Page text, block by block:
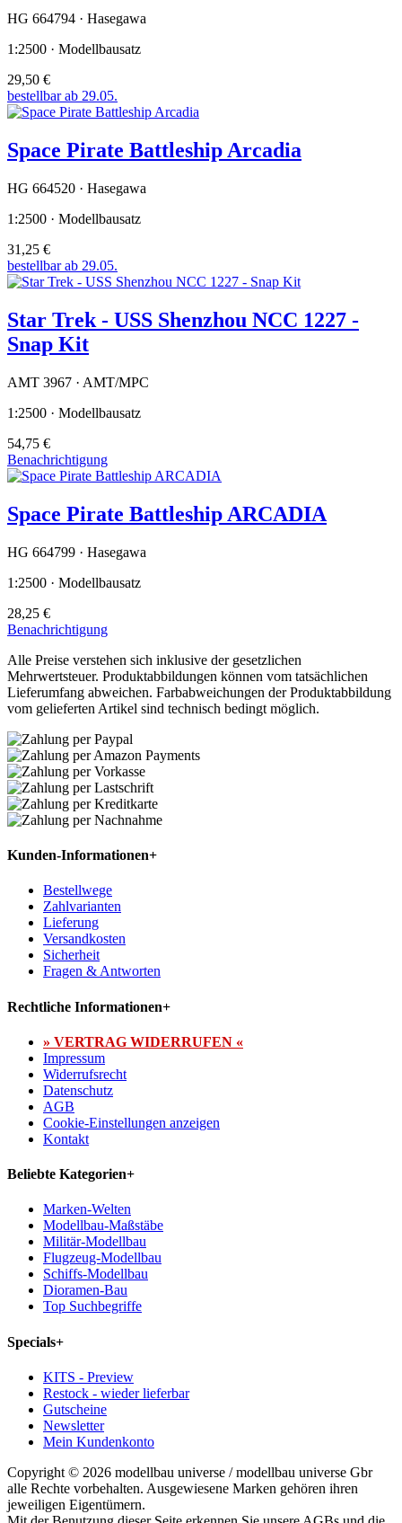
HG 664794 · Hasegawa
1:2500 · Modellbausatz
29,50 €
bestellbar ab 29.05.
Space Pirate Battleship Arcadia
HG 664520 · Hasegawa
1:2500 · Modellbausatz
31,25 €
bestellbar ab 29.05.
Star Trek - USS Shenzhou NCC 1227 -
Snap Kit
AMT 3967 · AMT/MPC
1:2500 · Modellbausatz
54,75 €
Benachrichtigung
Space Pirate Battleship ARCADIA
HG 664799 · Hasegawa
1:2500 · Modellbausatz
28,25 €
Benachrichtigung
Alle Preise verstehen sich inklusive der gesetzlichen
Mehrwertsteuer. Produktabbildungen können vom tatsächlichen
Lieferumfang abweichen. Farbabweichungen der Produktabbildung
vom gelieferten Artikel sind technisch bedingt möglich.
Kunden-Informationen+
Bestellwege
Zahlvarianten
Lieferung
Versandkosten
Sicherheit
Fragen & Antworten
Rechtliche Informationen+
» VERTRAG WIDERRUFEN «
Impressum
Widerrufsrecht
Datenschutz
AGB
Cookie-Einstellungen anzeigen
Kontakt
Beliebte Kategorien+
Marken-Welten
Modellbau-Maßstäbe
Militär-Modellbau
Flugzeug-Modellbau
Schiffs-Modellbau
Dioramen-Bau
Top Suchbegriffe
Specials+
KITS - Preview
Restock - wieder lieferbar
Gutscheine
Newsletter
Mein Kundenkonto
Copyright © 2026 modellbau universe / modellbau universe Gbr
alle Rechte vorbehalten. Ausgewiesene Marken gehören ihren
jeweiligen Eigentümern.